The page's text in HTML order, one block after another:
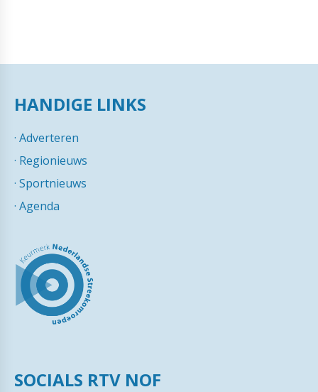
HANDIGE LINKS
· Adverteren
· Regionieuws
· Sportnieuws
· Agenda
SOCIALS RTV NOF